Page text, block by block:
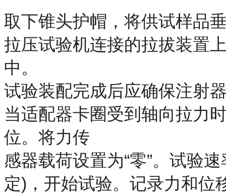
取下锥头护帽，将供试样品
拉压试验机连接的拉拔装置
中。
试验装配完成后应确保注射
当适配器卡圈受到轴向拉力
位。将力传
感器载荷设置为“零”。试验
定)，开始试验。记录力和位